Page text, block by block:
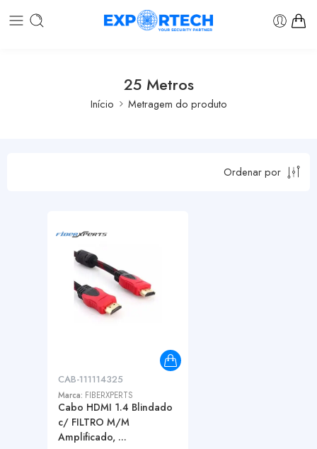
25 Metros
Início Metragem do produto
Ordenar por
CAB-111114325
Marca: FIBERXPERTS
Cabo HDMI 1.4 Blindado
c/ FILTRO M/M
Amplificado, ...